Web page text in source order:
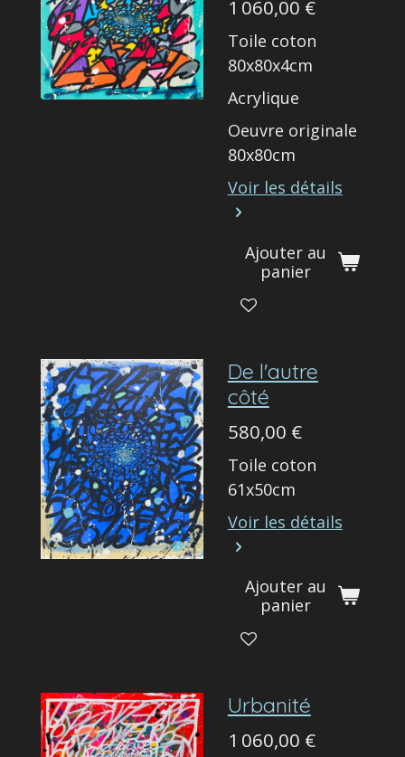
1 060,00 €
Toile coton
80x80x4cm
Acrylique
Oeuvre originale
80x80cm
Voir les détails
Ajouter au
panier
De l'autre
côté
580,00 €
Toile coton
61x50cm
Voir les détails
Ajouter au
panier
Urbanité
1 060,00 €